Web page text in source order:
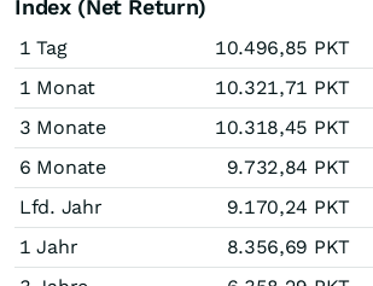
Index (Net Return)
1 Tag 10.496,85 PKT
1 Monat
10.321,71 PKT
3 Monate
10.318,45 PKT
6 Monate
9.732,84 PKT
Lfd. Jahr
9.170,24 PKT
1 Jahr
8.356,69 PKT